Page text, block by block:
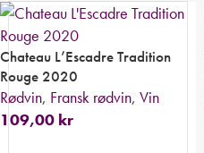
Chateau L’Escadre Tradition
Rouge 2020
Rødvin, Fransk rødvin, Vin
109,00 kr